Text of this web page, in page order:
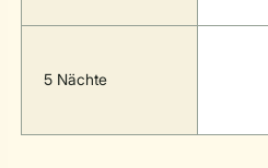
5 Nächte